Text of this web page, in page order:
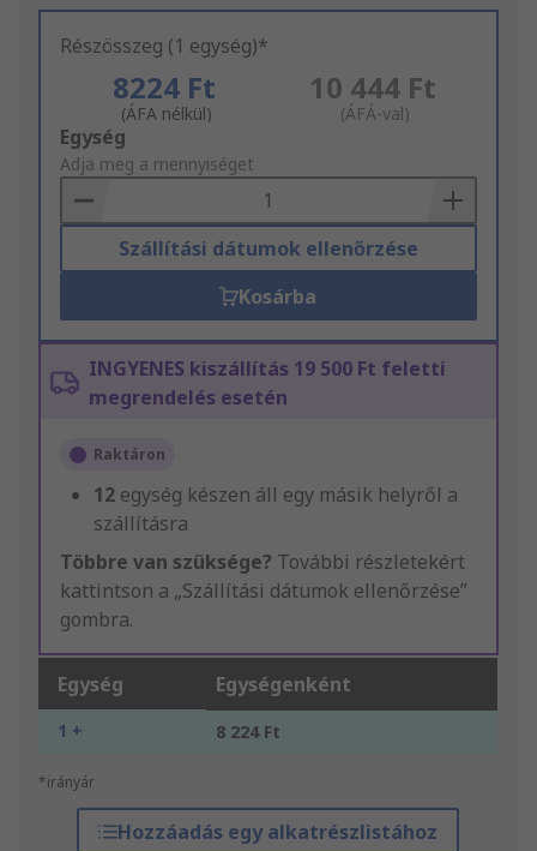
Részösszeg (1 egység)*
8224 Ft
(ÁFA nélkül)
10 444 Ft
(ÁFÁ-val)
Add
to
Basket
Egység
Adja meg a mennyiséget
Szállítási dátumok ellenőrzése
Kosárba
INGYENES kiszállítás 19 500 Ft feletti
megrendelés esetén
Raktáron
12 egység készen áll egy másik helyről a
szállításra
Többre van szüksége? További részletekért
kattintson a „Szállítási dátumok ellenőrzése”
gombra.
Egység Egységenként
1 + 8 224 Ft
*irányár
Hozzáadás egy alkatrészlistához